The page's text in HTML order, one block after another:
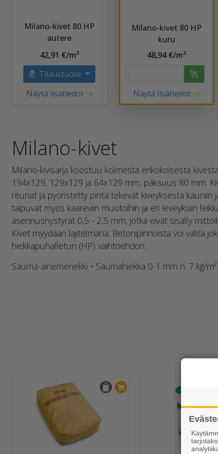
Milano-kivet 80 HP
autere
42,91 €/m²
Tilaustuote
Näytä lisätiedot
Milano-kivet 80 HP
kuru
48,94 €/m²
Näytä lisätiedot
Milano-kivet
Milano-kivisarja koostuu kolmesta erikokoisesta
194x129, 129x129 ja 64x129 mm, paksuus 80 mm.
reunat ja pyöristetty pinta tekevät kiveyksestä kauniin
taipuvat myös kaareviin muotoihin ja eri leveyksiin
asennusnystyrät 0,5 - 2,5 mm, jotka eivät sisälly
Kivet myydään lajitelmana. Betonipinnoista voi valita
hiekkapuhalletun (HP) vaihtoehdon.
Sauma-ainemenekki • Saumahiekka 0-1 mm n. 7 kg/m²